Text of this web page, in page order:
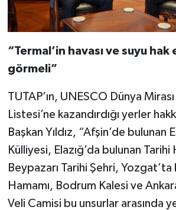
“Termal’in havası ve suyu
görmeli”
TUTAP’ın, UNESCO Dünya
Listesi’ne kazandırdığı yerler
Başkan Yıldız, “Afşin’de bulunan
Külliyesi, Elazığ’da bulunan
Beypazarı Tarihi Şehri, Yozgat’ta
Hamamı, Bodrum Kalesi ve
Veli Camisi bu unsurlar arasında